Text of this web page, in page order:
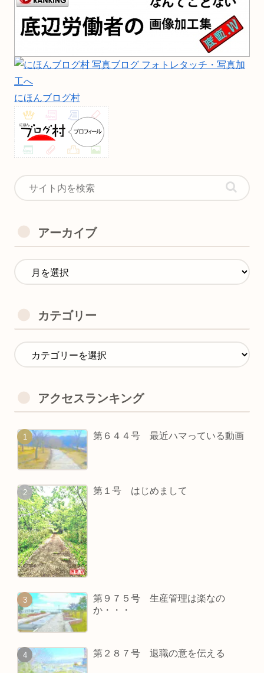
にほんブログ村
アーカイブ
カテゴリー
アクセスランキング
第６４４号 最近ハマっている動画
第１号 はじめまして
第９７５号 生産管理は楽なの
か・・・
第２８７号 退職の意を伝える